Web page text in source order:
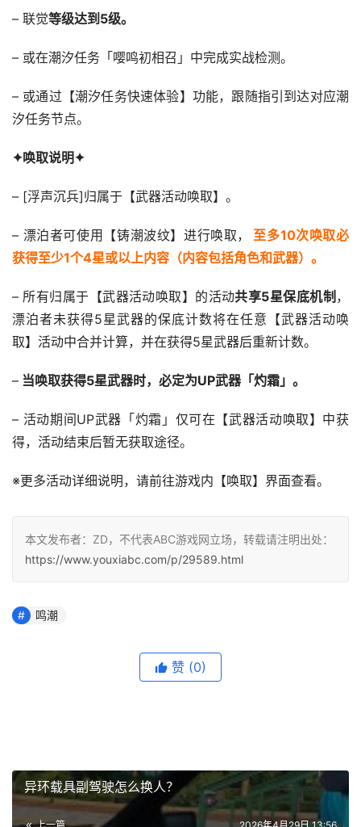
– 联觉等级达到5级。
– 或在潮汐任务「嘤鸣初相召」中完成实战检测。
– 或通过【潮汐任务快速体验】功能，跟随指引到达对应潮
汐任务节点。
✦唤取说明✦
– [浮声沉兵]归属于【武器活动唤取】。
– 漂泊者可使用【铸潮波纹】进行唤取，
至多10次唤取必
获得至少1个4星或以上内容（内容包括角色和武器）。
– 所有归属于【武器活动唤取】的活动共享5星保底机制 ，
漂泊者未获得5星武器的保底计数将在任意【武器活动唤
取】活动中合并计算，并在获得5星武器后重新计数。
– 当唤取获得5星武器时，必定为UP武器「灼霜」。
– 活动期间UP武器「灼霜」仅可在【武器活动唤取】中获
得，活动结束后暂无获取途径。
※更多活动详细说明，请前往游戏内【唤取】界面查看。
本文发布者：ZD，不代表ABC游戏网立场，转载请注明出处：
https://www.youxiabc.com/p/29589.html
鸣潮
赞 (0)
异环载具副驾驶怎么换人？